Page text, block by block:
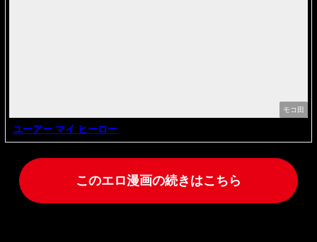
モコ田
ユーアー マイ ヒーロー
このエロ漫画の続きはこちら